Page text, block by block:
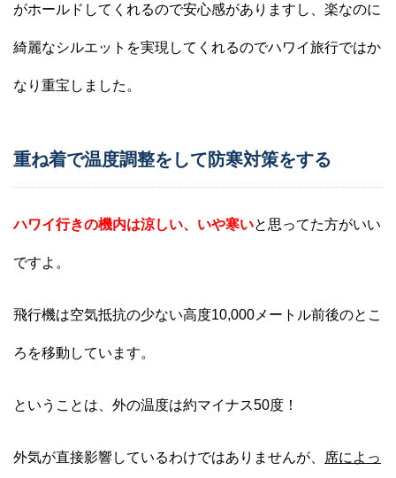
がホールドしてくれるので安心感がありますし、楽なのに
綺麗なシルエットを実現してくれるのでハワイ旅行ではか
なり重宝しました。
重ね着で温度調整をして防寒対策をする
ハワイ行きの機内は涼しい、いや寒いと思ってた方がいい
ですよ。
飛行機は空気抵抗の少ない高度10,000メートル前後のとこ
ろを移動しています。
ということは、外の温度は約マイナス50度！
外気が直接影響しているわけではありませんが、 席によっ